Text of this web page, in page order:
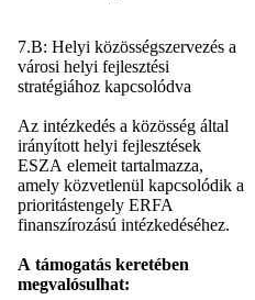
7.B: Helyi közösségszervezés a
városi helyi fejlesztési
stratégiához kapcsolódva
Az intézkedés a közösség által
irányított helyi fejlesztések
ESZA elemeit tartalmazza,
amely közvetlenül kapcsolódik a
prioritástengely ERFA
finanszírozású intézkedéséhez.
A támogatás keretében
megvalósulhat: